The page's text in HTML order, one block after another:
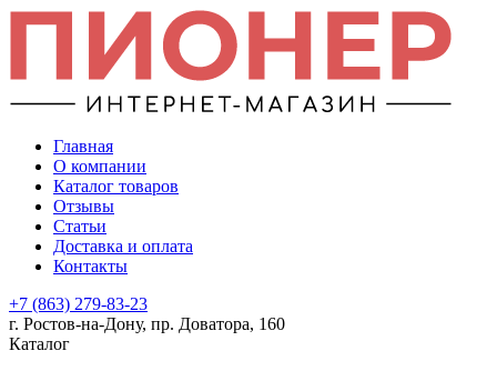
Главная
О компании
Каталог товаров
Отзывы
Статьи
Доставка и оплата
Контакты
+7 (863) 279-83-23
г. Ростов-на-Дону, пр. Доватора, 160
Каталог